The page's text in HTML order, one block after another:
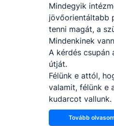
Mindegyik
jövőorientáltabb
tenni magát, a
Mindenkinek
A kérdés csupán
útját.
Félünk e attól,
valamit, félünk e
kudarcot vallunk.
Tovább olvasom